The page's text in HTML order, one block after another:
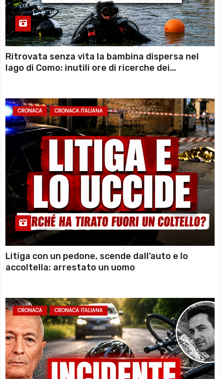
Ritrovata senza vita la bambina dispersa nel
lago di Como: inutili ore di ricerche dei
CRONACA CRONACA ITALIANA
Litiga con un pedone, scende dall’auto e lo
accoltella: arrestato un uomo
CRONACA CRONACA ITALIANA